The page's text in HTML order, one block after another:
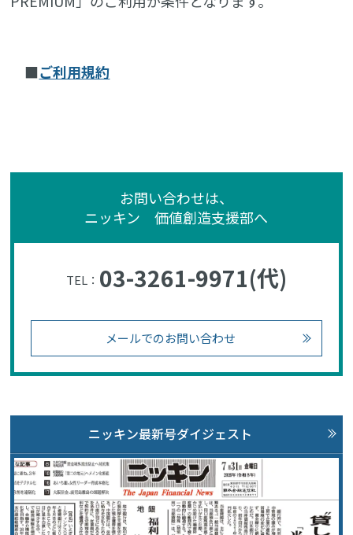
■ご利用規約
お問い合わせは、
ニッキン 価値創造支援部へ
TEL： 03-3261-9971(代)
メールでのお問い合わせ
ニッキン最新号ダイジェスト